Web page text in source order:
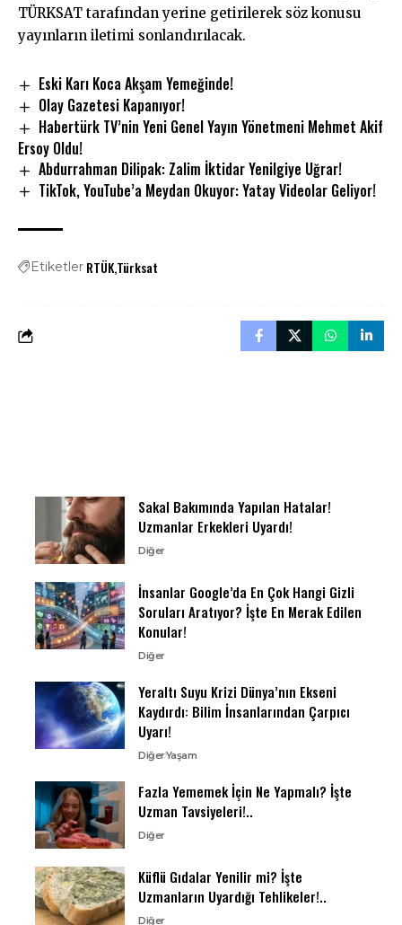
TÜRKSAT tarafından yerine getirilerek söz konusu
yayınların iletimi sonlandırılacak.
Eski Karı Koca Akşam Yemeğinde!
Olay Gazetesi Kapanıyor!
Habertürk TV’nin Yeni Genel Yayın Yönetmeni Mehmet Akif
Ersoy Oldu!
Abdurrahman Dilipak: Zalim İktidar Yenilgiye Uğrar!
TikTok, YouTube’a Meydan Okuyor: Yatay Videolar Geliyor!
Etiketler RTÜKTürksat
Sakal Bakımında Yapılan Hatalar!
Uzmanlar Erkekleri Uyardı!
Diğer
İnsanlar Google’da En Çok Hangi Gizli
Soruları Aratıyor? İşte En Merak Edilen
Konular!
Diğer
Yeraltı Suyu Krizi Dünya’nın Ekseni
Kaydırdı: Bilim İnsanlarından Çarpıcı
Uyarı!
DiğerYaşam
Fazla Yememek İçin Ne Yapmalı? İşte
Uzman Tavsiyeleri!..
Diğer
Küflü Gıdalar Yenilir mi? İşte
Uzmanların Uyardığı Tehlikeler!..
Diğer